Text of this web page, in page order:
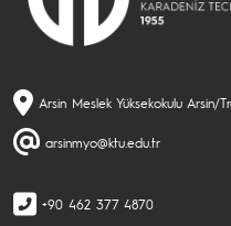
Arsin Meslek Yüksekokulu Arsin/
arsinmyo@ktu.edu.tr
+90 462 377 4870